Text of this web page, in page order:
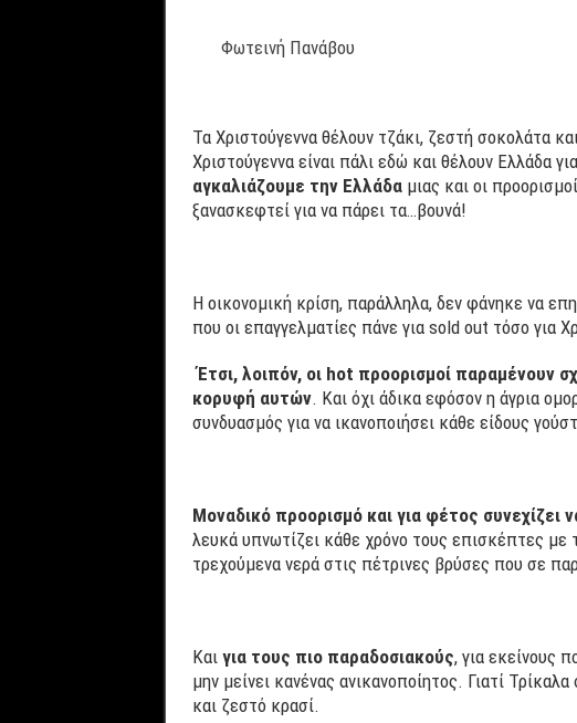
Φωτεινή Πανάβου
Τα Χριστούγεννα θέλουν τζάκι, ζεστή σοκολάτα
Χριστούγεννα είναι πάλι εδώ και θέλουν Ελλάδα
αγκαλιάζουμε την Ελλάδα μιας και οι
ξανασκεφτεί για να πάρει τα…βουνά!
Η οικονομική κρίση, παράλληλα, δεν φάνηκε να
που οι επαγγελματίες πάνε για sold out τόσο για
Έτσι, λοιπόν, οι hot προορισμοί παραμένουν
κορυφή αυτών. Και όχι άδικα εφόσον η άγρια
συνδυασμός για να ικανοποιήσει κάθε είδους
Μοναδικό προορισμό και για φέτος συνεχίζει
λευκά υπνωτίζει κάθε χρόνο τους επισκέπτες με
τρεχούμενα νερά στις πέτρινες βρύσες που σε
Και για τους πιο παραδοσιακούς, για εκείνους
μην μείνει κανένας ανικανοποίητος. Γιατί
και ζεστό κρασί.